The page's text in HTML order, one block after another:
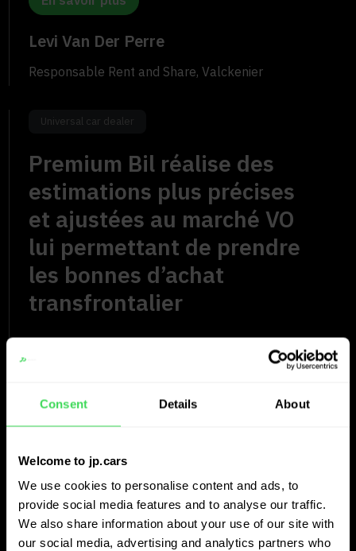
Consent Details About
Welcome to jp.cars
We use cookies to personalise content and ads, to
provide social media features and to analyse our traffic.
We also share information about your use of our site with
our social media, advertising and analytics partners who
Levi Van Der Perre
Responsable Rent and Share, Valckenier
Universal car dealer
Premium Bil réalise des
estimations plus précises
et ajustées au marché VO
lui permettant de prendre
les bonnes d’achat
transfrontalier